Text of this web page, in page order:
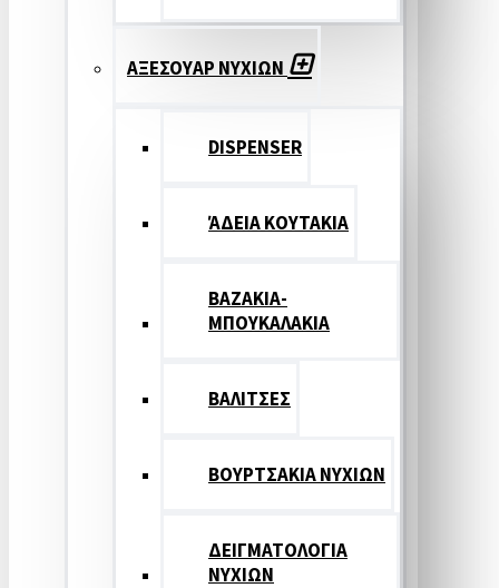
ΑΞΕΣΟΥΑΡ ΝΥΧΙΩΝ
DISPENSER
ΆΔΕΙΑ ΚΟΥΤΑΚΙΑ
ΒΑΖΑΚΙΑ-
ΜΠΟΥΚΑΛΑΚΙΑ
ΒΑΛΙΤΣΕΣ
ΒΟΥΡΤΣΑΚΙΑ ΝΥΧΙΩΝ
ΔΕΙΓΜΑΤΟΛΟΓΙΑ
ΝΥΧΙΩΝ